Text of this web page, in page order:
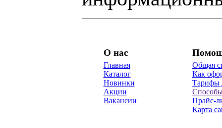
О нас
Главная
Каталог
Новинки
Акции
Вакансии
Общая
Как
Тарифы
Прайс-
Карта